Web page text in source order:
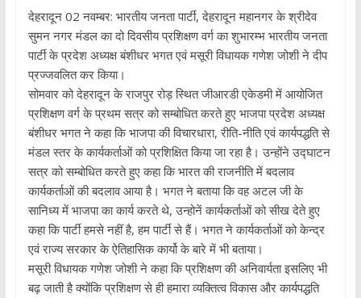
देहरादून 02 नवम्बर: भारतीय जनता पार्टी, देहरादून महानगर के श्रीदेव
सुमन नगर मंडल का दो दिवसीय प्रशिक्षण वर्ग का शुभारम्भ भारतीय जनता
पार्टी के प्रदेश अध्यक्ष बंशीधर भगत एवं मसूरी विधायक गणेश जोशी ने दीप
प्रज्जवलित कर किया।
सोमवार को देहरादून के राजपुर रोड़ स्थित जीआरडी एकेडमी में आयोजित
प्रशिक्षण वर्ग के प्रथम सत्र को सम्बोधित करते हुए भाजपा प्रदेश अध्यक्ष
बंशीधर भगत ने कहा कि भाजपा की विचारधारा, रीति-नीति एवं कार्यपद्धति से
मंडल स्तर के कार्यकर्ताओं को प्रशिक्षित किया जा रहा है। उन्होंने उद्घाटन
सत्र को सम्बोधित करते हुए कहा कि भारत की राजनीति में बदलाव
कार्यकर्ताओं की बदलाव आया है। भगत ने बताया कि वह अटल जी के
सानिध्य में भाजपा का कार्य करते थे, उन्होनें कार्यकर्ताओं को सीख देते हुए
कहा कि पार्टी हमसे नहीं है, हम पार्टी से हैं। भगत ने कार्यकर्ताओं को केन्द्र
एवं राज्य सरकार के ऐतिहासिक कार्यो के बारे में भी बताया।
मसूरी विधायक गणेश जोशी ने कहा कि प्रशिक्षण की अनिवार्यता इसलिए भी
बढ़ जाती है क्योंकि प्रशिक्षण से ही हमारा व्यक्तित्व विकास और कार्यपद्धति